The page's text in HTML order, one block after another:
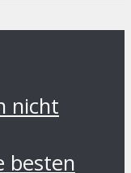
nicht
besten